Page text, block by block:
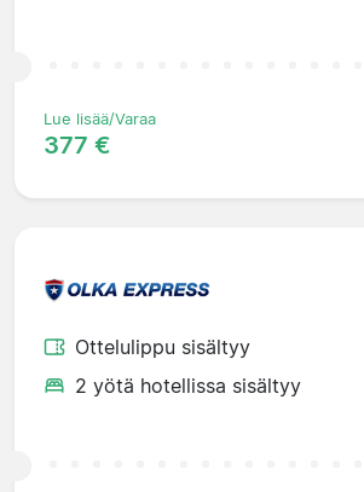
Lue lisää/Varaa
377 €
Ottelulippu sisältyy
2 yötä hotellissa sisältyy